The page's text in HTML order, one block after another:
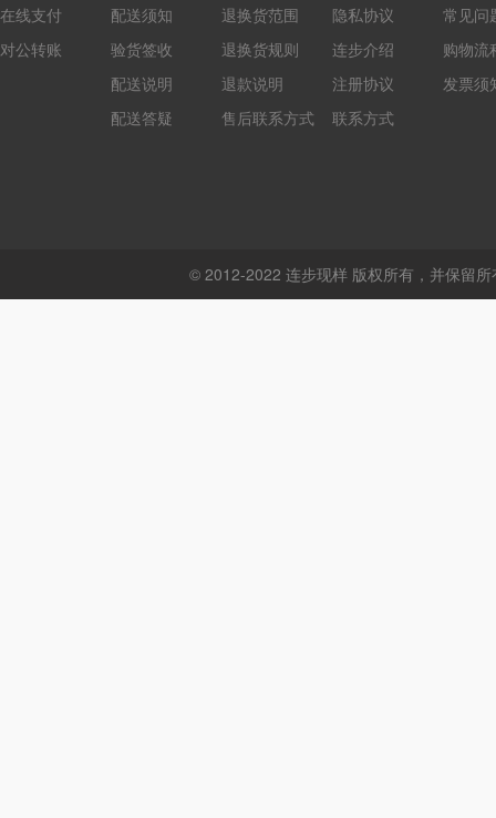
在线支付
对公转账
配送须知
验货签收
配送说明
配送答疑
退换货范围
退换货规则
退款说明
售后联系方式
隐私协议
连步介绍
注册协议
联系方式
常见问
购物流
发票须
© 2012-2022 连步现样 版权所有，并保留